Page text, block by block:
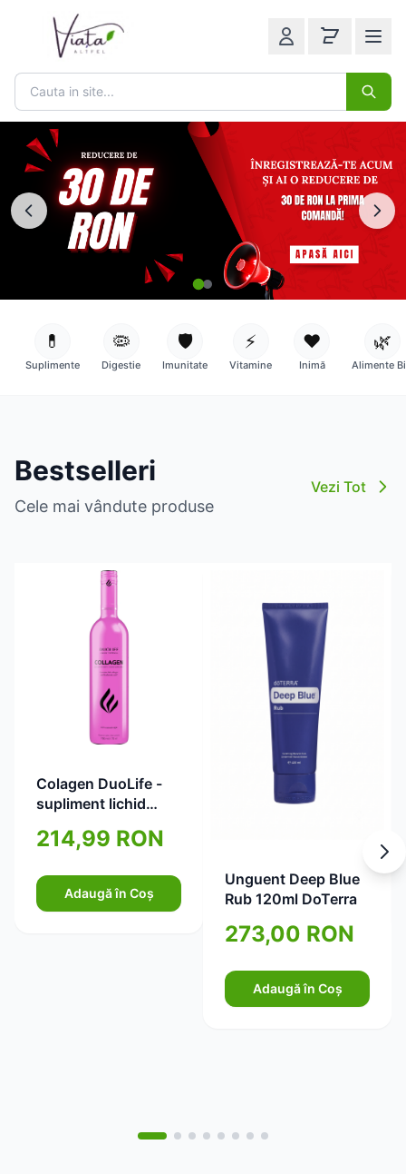
💊
Suplimente
🦠
Digestie
🛡️
Imunitate
⚡
Vitamine
❤️
Inimă
🌿
Alimente
Bestselleri
Cele mai vândute produse
Vezi Tot
Colagen DuoLife -
supliment lichid
elastica 750ml
214,99 RON
Adaugă în Coș
Unguent Deep Blue
Rub 120ml DoTerra
273,00 RON
Adaugă în Coș